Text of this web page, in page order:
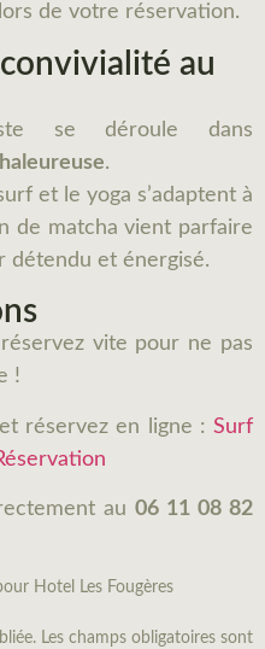
de votre réservation.
au
se déroule dans
.
et le yoga s’adaptent à
de matcha vient parfaire
et énergisé.
vite pour ne pas
!
réservez en ligne : Surf
au 06 11 08 82
Les champs obligatoires sont